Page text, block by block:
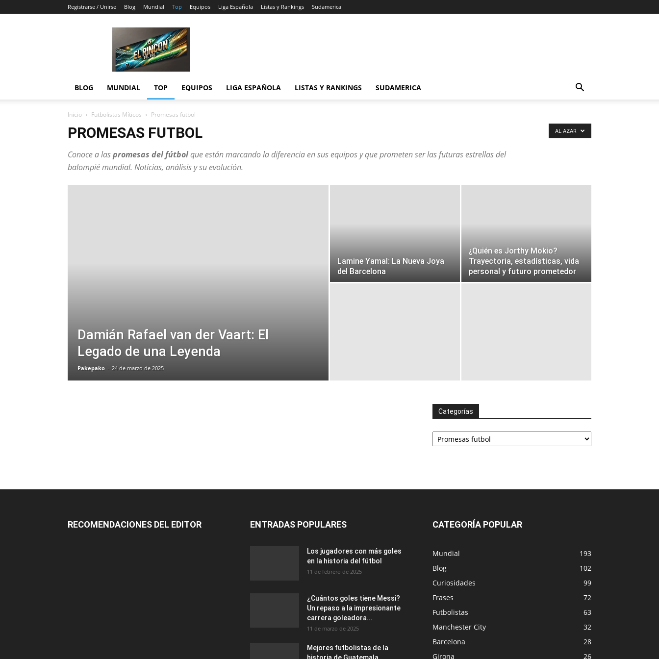
Registrarse / Unirse Blog Mundial Top Equipos Liga Española Listas y Rankings Sudamerica
Rincón
del
Gol
BLOG MUNDIAL TOP EQUIPOS LIGA ESPAÑOLA LISTAS Y RANKINGS SUDAMERICA
Inicio Futbolistas Míticos Promesas futbol
PROMESAS FUTBOL
Conoce a laspromesas del fútbolque están marcando la diferencia en sus equipos y que prometen ser las futuras estrellas del
balompié mundial. Noticias, análisis y su evolución.
AL AZAR
Damián Rafael van der Vaart: El
Legado de una Leyenda
Pakepako - 24 de marzo de 2025
Lamine Yamal: La Nueva Joya
del Barcelona
¿Quién es Jorthy Mokio?
Trayectoria, estadísticas, vida
personal y futuro prometedor
Categorías
Categorías
RECOMENDACIONES DEL EDITOR ENTRADAS POPULARES
Los jugadores con más goles
en la historia del fútbol
11 de febrero de 2025
¿Cuántos goles tiene Messi?
Un repaso a la impresionante
carrera goleadora...
11 de marzo de 2025
Mejores futbolistas de la
CATEGORÍA POPULAR
Mundial
193
Blog
102
Curiosidades
99
Frases
72
Futbolistas
63
Manchester City
32
Barcelona
28
Girona
26